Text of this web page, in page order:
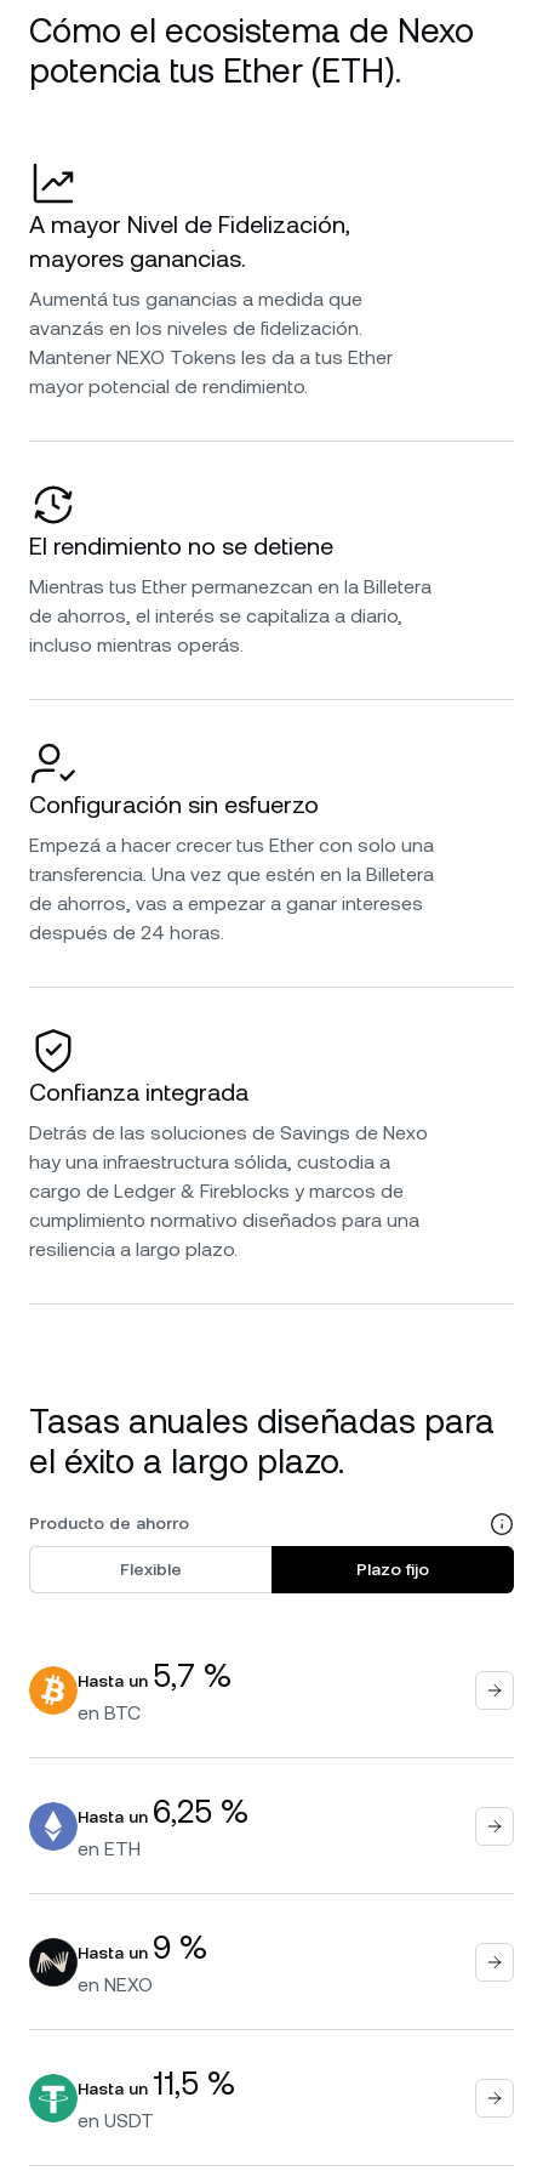
Cómo el ecosistema de Nexo
potencia tus Ether (ETH).
A mayor Nivel de Fidelización,
mayores ganancias.
Aumentá tus ganancias a medida que
avanzás en los niveles de fidelización.
Mantener NEXO Tokens les da a tus Ether
mayor potencial de rendimiento.
El rendimiento no se detiene
Mientras tus Ether permanezcan en la Billetera
de ahorros, el interés se capitaliza a diario,
incluso mientras operás.
Configuración sin esfuerzo
Empezá a hacer crecer tus Ether con solo una
transferencia. Una vez que estén en la Billetera
de ahorros, vas a empezar a ganar intereses
después de 24 horas.
Confianza integrada
Detrás de las soluciones de Savings de Nexo
hay una infraestructura sólida, custodia a
cargo de Ledger & Fireblocks y marcos de
cumplimiento normativo diseñados para una
resiliencia a largo plazo.
Tasas anuales diseñadas para
el éxito a largo plazo.
Producto de ahorro
Flexible Plazo fijo
Hasta un 5,7 %
en BTC
Hasta un 6,25 %
en ETH
Hasta un 9 %
en NEXO
Hasta un 11,5 %
en USDT